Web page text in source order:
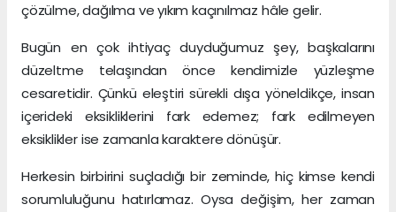
çözülme, dağılma ve yıkım kaçınılmaz hâle gelir.
Bugün en çok ihtiyaç duyduğumuz şey, başkalarını
düzeltme telaşından önce kendimizle yüzleşme
cesaretidir. Çünkü eleştiri sürekli dışa yöneldikçe, insan
içerideki eksikliklerini fark edemez; fark edilmeyen
eksiklikler ise zamanla karaktere dönüşür.
Herkesin birbirini suçladığı bir zeminde, hiç kimse kendi
sorumluluğunu hatırlamaz. Oysa değişim, her zaman